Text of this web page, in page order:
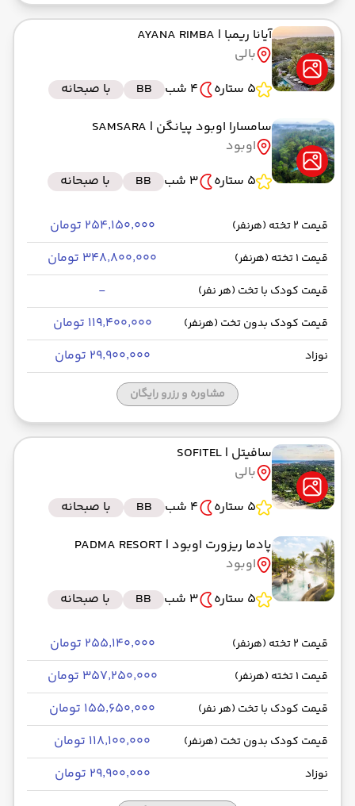
آیانا ریمبا | AYANA RIMBA
بالی
5 ستاره
4 شب BB
با صبحانه
سامسارا اوبود پیانگن | SAMSARA
اوبود
5 ستاره
3 شب BB با صبحانه
قیمت 2 تخته (هرنفر) ۲۵۴٬۱۵۰٬۰۰۰ تومان
قیمت 1 تخته (هرنفر) ۳۴۸٬۸۰۰٬۰۰۰ تومان
قیمت کودک با تخت (هر نفر) -
قیمت کودک بدون تخت (هرنفر) ۱۱۹٬۴۰۰٬۰۰۰ تومان
نوزاد ۲۹٬۹۰۰٬۰۰۰ تومان
مشاوره و رزرو رایگان
سافیتل | SOFITEL
بالی
5 ستاره
4 شب BB
با صبحانه
پادما ریزورت اوبود | PADMA RESORT
اوبود
5 ستاره
3 شب BB با صبحانه
قیمت 2 تخته (هرنفر) ۲۵۵٬۱۴۰٬۰۰۰ تومان
قیمت 1 تخته (هرنفر) ۳۵۷٬۲۵۰٬۰۰۰ تومان
قیمت کودک با تخت (هر نفر) ۱۵۵٬۶۵۰٬۰۰۰ تومان
قیمت کودک بدون تخت (هرنفر) ۱۱۸٬۱۰۰٬۰۰۰ تومان
نوزاد ۲۹٬۹۰۰٬۰۰۰ تومان